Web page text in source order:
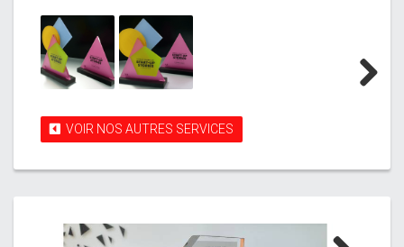
VOIR NOS AUTRES SERVICES